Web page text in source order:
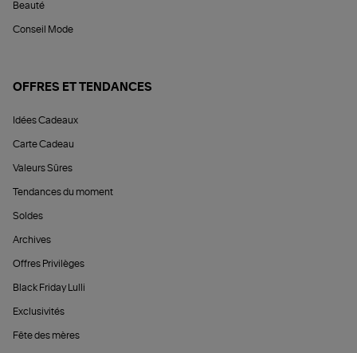
Beauté
Conseil Mode
OFFRES ET TENDANCES
Idées Cadeaux
Carte Cadeau
Valeurs Sûres
Tendances du moment
Soldes
Archives
Offres Privilèges
Black Friday Lulli
Exclusivités
Fête des mères